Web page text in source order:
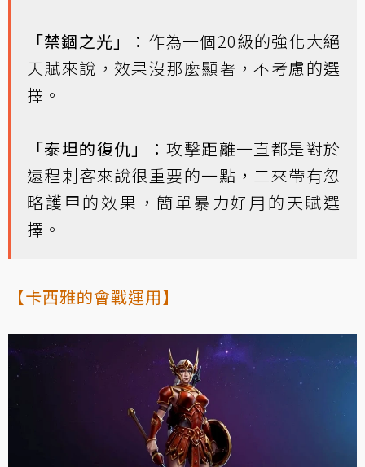
「禁錮之光」： 作為一個20級的強化大絕
天賦來說，效果沒那麼顯著，不考慮的選
擇。
「泰坦的復仇」：攻擊距離一直都是對於
遠程刺客來說很重要的一點，二來帶有忽
略護甲的效果，簡單暴力好用的天賦選
擇。
【卡西雅的會戰運用】